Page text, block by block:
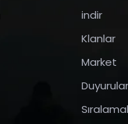
indir
Klanlar
Market
Duyurular